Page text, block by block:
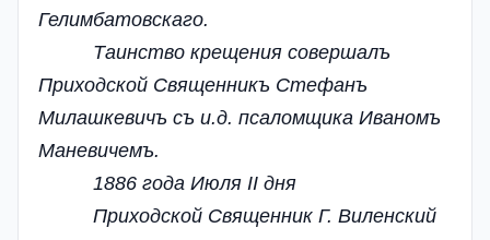
Гелимбатовскаго.
Таинство крещения совершалъ
Приходской Священникъ Стефанъ
Милашкевичъ съ и.д. псаломщика Иваномъ
Маневичемъ.
1886 года Июля II дня
Приходской Священник Г. Виленский